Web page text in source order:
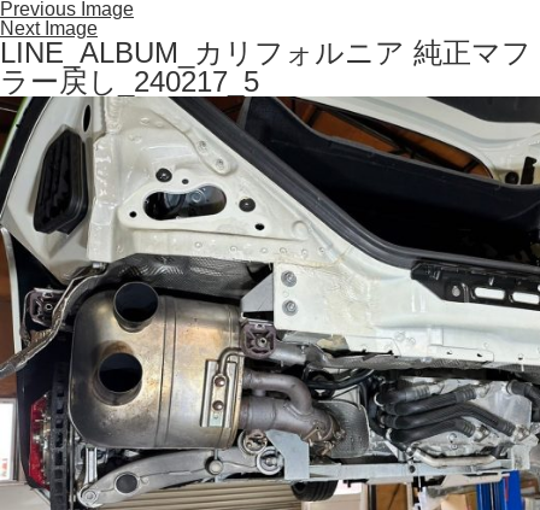
Previous Image
Next Image
LINE_ALBUM_カリフォルニア 純正マフ
ラー戻し_240217_5